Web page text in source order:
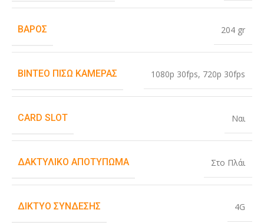
ΒΆΡΟΣ 204 gr
ΒΊΝΤΕΟ ΠΊΣΩ ΚΆΜΕΡΑΣ 1080p 30fps, 720p 30fps
CARD SLOT Ναι
ΔΑΚΤΥΛΙΚΌ ΑΠΟΤΎΠΩΜΑ Στο Πλάι
ΔΊΚΤΥΟ ΣΎΝΔΕΣΗΣ 4G